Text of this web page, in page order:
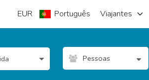
EUR Português Viajantes
Pessoas